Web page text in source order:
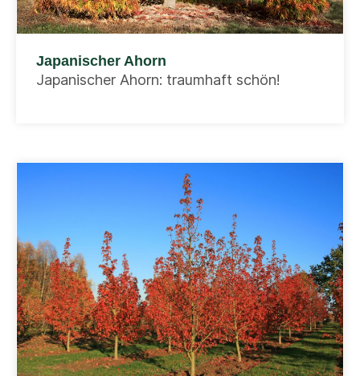
Japanischer Ahorn
Japanischer Ahorn: traumhaft schön!